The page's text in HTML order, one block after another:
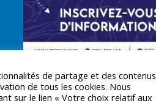
de partage et des contenus
de tous les cookies. Nous
sur le lien « Votre choix relatif aux